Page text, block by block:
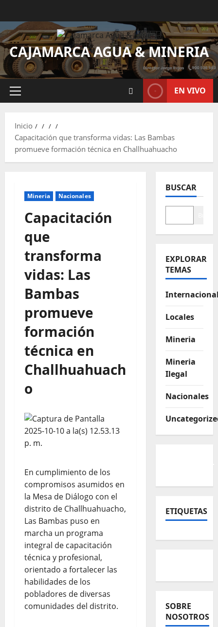
CAJAMARCA AGUA & MINERIA
EN VIVO
Inicio
Capacitación que transforma vidas: Las Bambas
promueve formación técnica en Challhuahuacho
Mineria Nacionales
Capacitación
que
transforma
vidas: Las
Bambas
promueve
formación
técnica en
Challhuahuach
o
En cumplimiento de los
compromisos asumidos en
la Mesa de Diálogo con el
distrito de Challhuahuacho,
Las Bambas puso en
marcha un programa
integral de capacitación
técnica y profesional,
orientado a fortalecer las
habilidades de los
pobladores de diversas
comunidades del distrito.
BUSCAR
EXPLORAR
TEMAS
Locales
Mineria
Mineria
Ilegal
Nacionales
ETIQUETAS
SOBRE
NOSOTROS